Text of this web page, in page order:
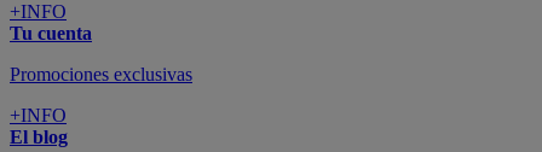
+INFO
Tu cuenta
Promociones exclusivas
+INFO
El blog